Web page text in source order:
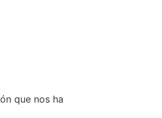
que nos ha